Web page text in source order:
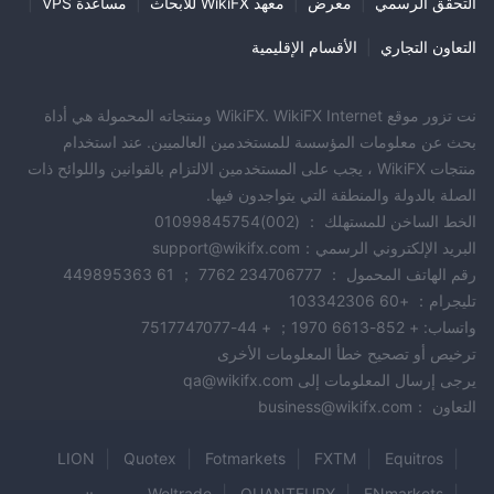
تستخدم MFX Trading منصة MetaTrader 5 (MT5)، وهي أداة قوية
لتداول العملات والعقود مقابل الفروقات والمعادن الثمينة. فترات أكثر
اقتصادي مرتبط. تقدم MFX واجهة محمولة للتجار الذين يتحركون ويديرون
حساباتهم ويتداولون في أي مكان مع الإنترنت.
دعم العملاء
MFX-Trading يقدم عدة طرق اتصال لتقديم خدمة عملاء كاملة. الخطوط
هو +994 50 789.
توفر الشركة دعمًا عامًا للاستفسارات عبر البريد الإلكتروني على
على accounting@mfx.az.
الاستنتاج
التعاون التجاري الأقسام الإقليمية
نت تزور موقع WikiFX. WikiFX Internet ومنتجاته المحمولة هي أداة
بحث عن معلومات المؤسسة للمستخدمين العالميين. عند استخدام
منتجات WikiFX ، يجب على المستخدمين الالتزام بالقوانين واللوائح ذات
الصلة بالدولة والمنطقة التي يتواجدون فيها.
الخط الساخن للمستهلك ： (002)01099845754
البريد الإلكتروني الرسمي：support@wikifx.com
رقم الهاتف المحمول ： 234706777 7762 ； 61 449895363
تليجرام： +60 103342306
واتساب: + 852-6613 1970； + 44-7517747077
ترخيص أو تصحيح خطأ المعلومات الأخرى
يرجى إرسال المعلومات إلى qa@wikifx.com
التعاون ：business@wikifx.com
Equitros
FXTM
Fotmarkets
Quotex
LION